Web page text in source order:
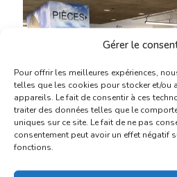
Gérer le
Pour offrir les meilleures expériences,
telles que les cookies pour stocker et/ou
appareils. Le fait de consentir à ces
traiter des données telles que le
uniques sur ce site. Le fait de ne pas
consentement peut avoir un effet négatif
fonctions.